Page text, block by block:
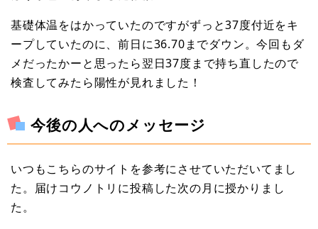
基礎体温をはかっていたのですがずっと37度付近をキ
ープしていたのに、前日に36.70までダウン。今回もダ
メだったかーと思ったら翌日37度まで持ち直したので
検査してみたら陽性が見れました！
今後の人へのメッセージ
いつもこちらのサイトを参考にさせていただいてまし
た。届けコウノトリに投稿した次の月に授かりまし
た。